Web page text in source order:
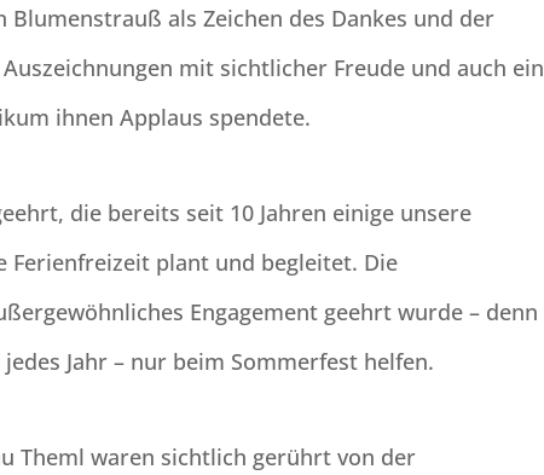
als Zeichen des Dankes und der
mit sichtlicher Freude und auch ein
ihnen Applaus spendete.
die bereits seit 10 Jahren einige unsere
plant und begleitet. Die
Engagement geehrt wurde – denn
Jahr – nur beim Sommerfest helfen.
Theml waren sichtlich gerührt von der